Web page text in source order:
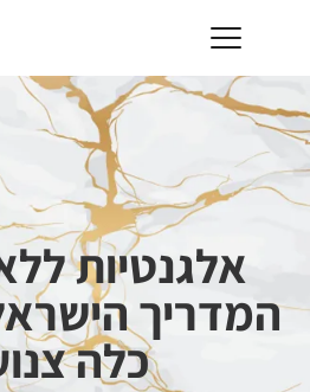
אלגנטיות
המדריך
כלה